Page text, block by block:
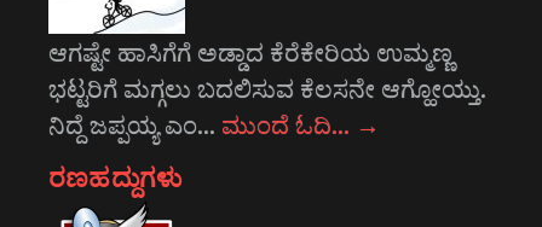
ಆಗಷ್ಟೇ ಹಾಸಿಗೆಗೆ ಅಡ್ಡಾದ ಕೆರೆಕೇರಿಯ ಉಮ್ಮಣ್ಣ
ಭಟ್ಟರಿಗೆ ಮಗ್ಗಲು ಬದಲಿಸುವ ಕೆಲಸನೇ ಆಗ್ಹೋಯ್ತು.
ನಿದ್ದೆ ಜಪ್ಪಯ್ಯ ಎಂ… ಮುಂದೆ ಓದಿ… →
ರಣಹದ್ದುಗಳು